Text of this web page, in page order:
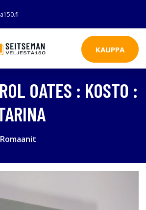
KAUPPA
OATES : KOSTO :
Romaanit